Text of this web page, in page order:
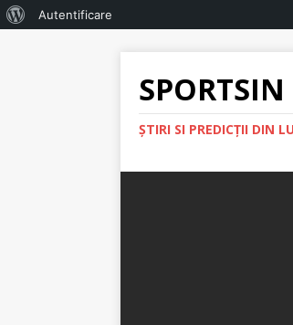
Autentificare
SPORTSIN
ŞTIRI SI PREDICŢII DIN